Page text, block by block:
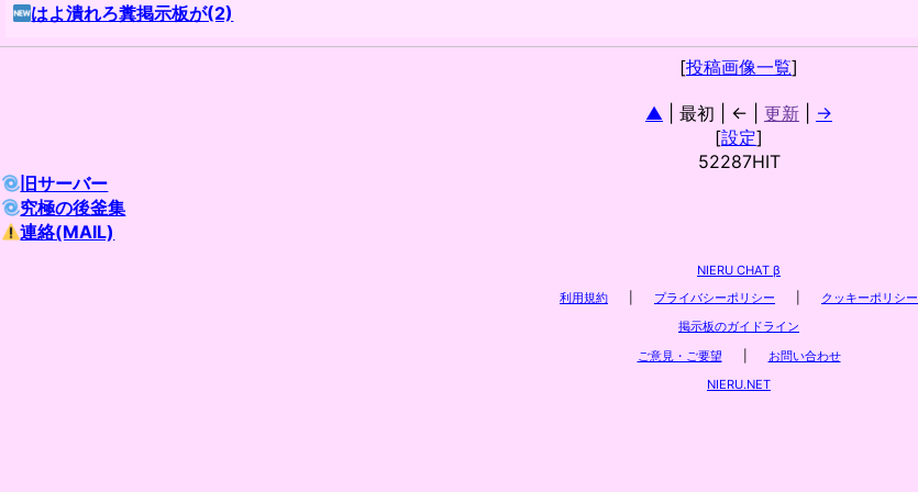
はよ潰れろ糞掲示板が(2)
[投稿画像一覧]
▲ | 最初 | ← | 更新
→
[設定]
52287HIT
旧サーバー
究極の後釜集
連絡(MAIL)
NIERU CHAT β
利用規約
プライバシーポリシー
クッキーポリシー
掲示板のガイドライン
ご意見・ご要望
お問い合わせ
NIERU.NET